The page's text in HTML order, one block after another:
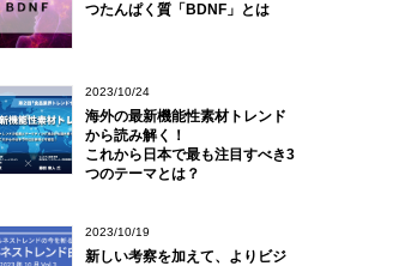
つたんぱく質「BDNF」とは
2023/10/24
海外の最新機能性素材トレンド
から読み解く！
これから日本で最も注目すべき3
つのテーマとは？
2023/10/19
新しい考察を加えて、よりビジ